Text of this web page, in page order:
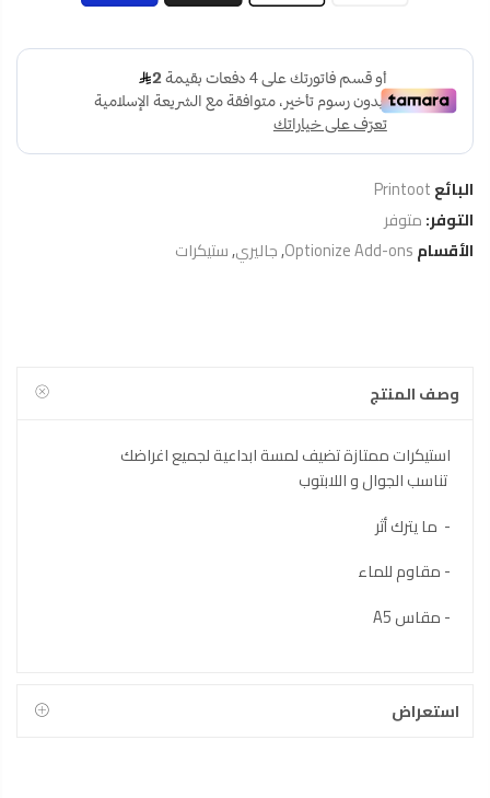
البائعPrintoot
التوفر:متوفر
الأقسامOptionize Add-ons
,جاليري,ستيكرات
وصف المنتج
استيكرات ممتازة تضيف لمسة ابداعية لجميع اغراضك
تناسب الجوال و اللابتوب
- ما يترك أثر
- مقاوم للماء
- مقاس A5
استعراض